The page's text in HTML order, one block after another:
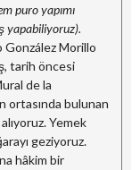
puro yapımı
yapabiliyoruz).
González Morillo
tarih öncesi
de la
ortasında bulunan
alıyoruz. Yemek
geziyoruz.
hâkim bir